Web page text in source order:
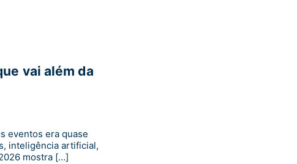
vai além da
eventos era quase
inteligência artificial,
mostra […]